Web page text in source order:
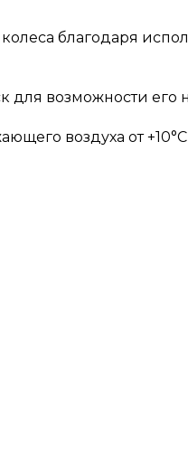
благодаря
возможности его
воздуха от +10°С